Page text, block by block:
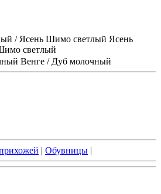
Ясень
светлый
Венге / Дуб молочный
| Обувницы |